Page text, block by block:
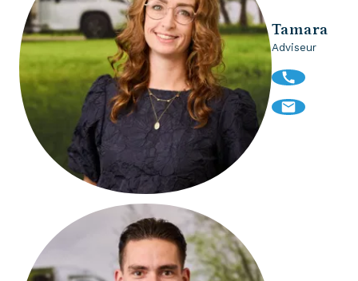
Tamara
Adviseur